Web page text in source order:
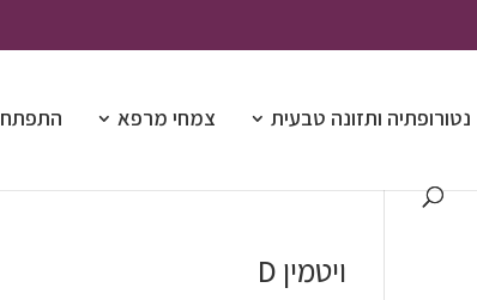
נטורופתיה ותזונה טבעית צמחי מרפא
ויטמין D